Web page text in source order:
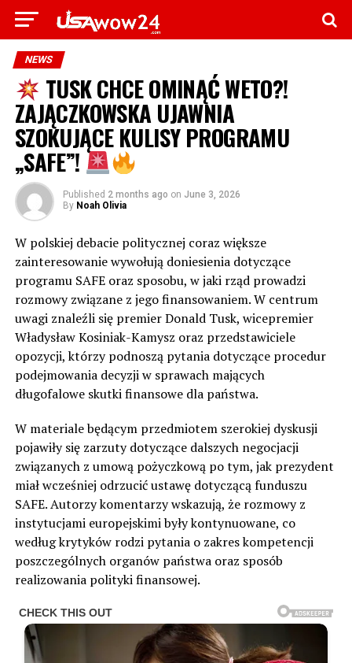
NEWS
TUSK CHCE OMINĄĆ WETO?!
ZAJĄCZKOWSKA UJAWNIA
SZOKUJĄCE KULISY PROGRAMU
„SAFE”!
Published 2 months ago on June 3, 2026
By Noah Olivia
W polskiej debacie politycznej coraz większe
zainteresowanie wywołują doniesienia dotyczące
programu SAFE oraz sposobu, w jaki rząd prowadzi
rozmowy związane z jego finansowaniem. W centrum
uwagi znaleźli się premier Donald Tusk, wicepremier
Władysław Kosiniak-Kamysz oraz przedstawiciele
opozycji, którzy podnoszą pytania dotyczące procedur
podejmowania decyzji w sprawach mających
długofalowe skutki finansowe dla państwa.
W materiale będącym przedmiotem szerokiej dyskusji
pojawiły się zarzuty dotyczące dalszych negocjacji
związanych z umową pożyczkową po tym, jak prezydent
miał wcześniej odrzucić ustawę dotyczącą funduszu
SAFE. Autorzy komentarzy wskazują, że rozmowy z
instytucjami europejskimi były kontynuowane, co
według krytyków rodzi pytania o zakres kompetencji
poszczególnych organów państwa oraz sposób
realizowania polityki finansowej.